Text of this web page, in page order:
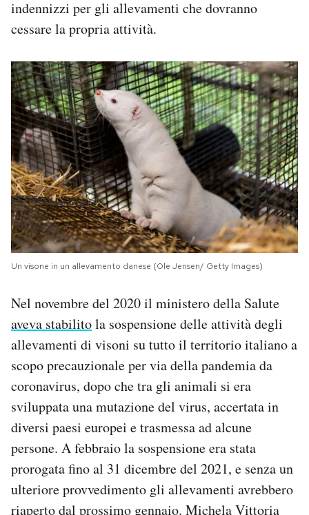
indennizzi per gli allevamenti che dovranno
cessare la propria attività.
Un visone in un allevamento danese (Ole Jensen/ Getty Images)
Nel novembre del 2020 il ministero della Salute
aveva stabilitola sospensione delle attività degli
allevamenti di visoni su tutto il territorio italiano a
scopo precauzionale per via della pandemia da
coronavirus, dopo che tra gli animali si era
sviluppata una mutazione del virus, accertata in
diversi paesi europei e trasmessa ad alcune
persone. A febbraio la sospensione era stata
prorogata fino al 31 dicembre del 2021, e senza un
ulteriore provvedimento gli allevamenti avrebbero
riaperto dal prossimo gennaio. Michela Vittoria